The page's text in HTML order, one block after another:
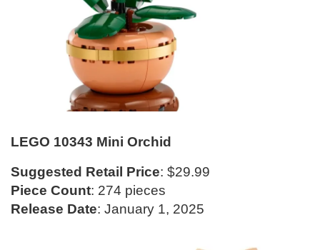
LEGO 10343 Mini Orchid
Suggested Retail Price: $29.99
Piece Count: 274 pieces
Release Date: January 1, 2025